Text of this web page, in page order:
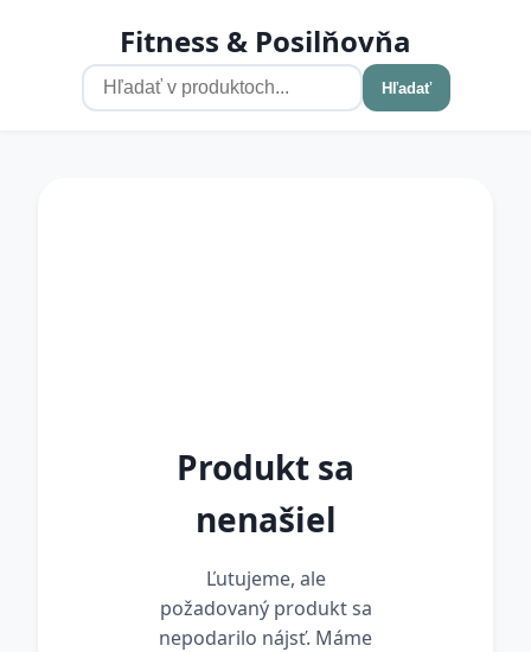
Fitness & Posilňovňa
Hľadať
Produkt sa
nenašiel
Ľutujeme, ale
požadovaný produkt sa
nepodarilo nájsť. Máme